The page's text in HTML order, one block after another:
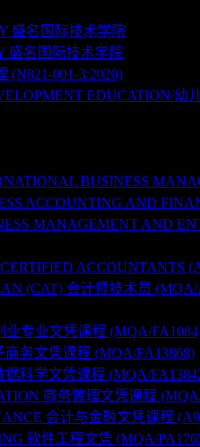
盛名国际技术学院
盛名国际技术学院
(N821-001-3:2020)
EDUCATION/幼
BUSINESS
ACCOUNTING AND
MANAGEMENT AND
ACCOUNTANTS
(CAT) 会计师技术员 (MQA/
专业文凭课程 (MQA/
务文凭课程 (MQA/FA13868)
科学文凭课程 (MQA/
商务管理文凭课程
会计与金融文凭课程
软件工程文凭 (MQA/